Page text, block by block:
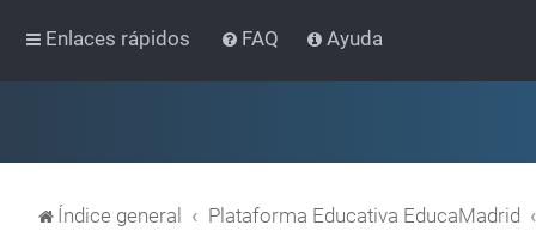
Enlaces rápidos FAQ Ayuda
Índice general Plataforma Educativa EducaMadrid